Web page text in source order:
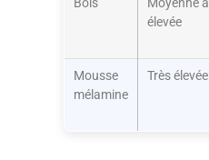
Bois
Moyenne à
élevée
Mousse
mélamine
Très élevée